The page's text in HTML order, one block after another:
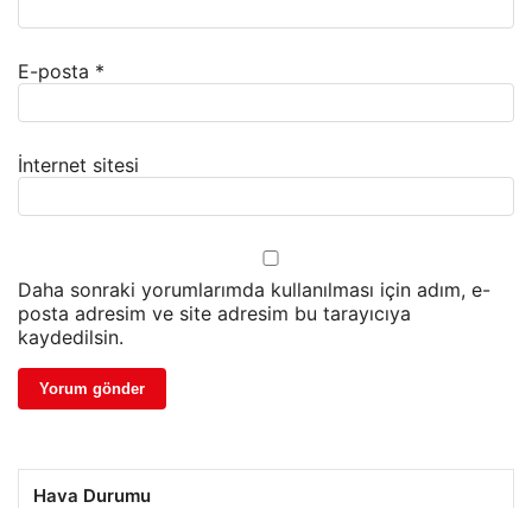
E-posta *
İnternet sitesi
Daha sonraki yorumlarımda kullanılması için adım, e-
posta adresim ve site adresim bu tarayıcıya
kaydedilsin.
Hava Durumu